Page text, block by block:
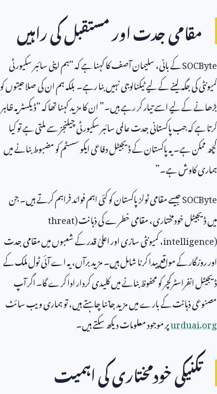
مقامی جدت اور مستقبل کی راہیں
SOCByteکے بانی، سلیمان آصف کا کہنا ہے کہ “ہم اپنی سائبر سکیورٹی
کمیونٹی کی جگہ لینے کے لیے ٹیکنالوجی نہیں بنا رہے۔ بلکہ ہم ان کی صلاحیتوں کو
بڑھانے کے لیے اسے تیار کر رہے ہیں۔” ان کا مزید کہنا تھا کہ “ڈیکسٹر یہ ظاہر
کرتا ہے کہ جب پاکستانی جدت عالمی سائبر سکیورٹی چیلنجز سے ملتی ہے تو کیا
کچھ ممکن ہے۔ یہ پاکستان کے ڈیجیٹل دفاعی ایکو سسٹم کو مضبوط بنانے میں
ہماری کاوش ہے۔”
SOCByteجیسے مقامی ٹولز پاکستان کو کئی اہم فوائد فراہم کرتے ہیں۔ جن
میں ڈیجیٹل خودمختاری، مقامی خطرے کی ذہانت (threat
intelligence)، کمیونٹی سازی اور اعلیٰ قدر کے شعبوں میں مقامی جدت
اور روزگار کے مواقع پیدا کرنا شامل ہیں۔ مزید برآں، یہ اے آئی ٹول ملک کے
ڈیجیٹل انفراسٹرکچر کو محفوظ بنانے میں کلیدی کردار ادا کرے گا۔ اگر آپ
مصنوعی ذہانت کے بارے میں مزید جاننا چاہتے ہیں، تو ہماری ویب سائٹ
urduai.orgپر موجود معلومات دیکھ سکتے ہیں۔
تکنیکی خودمختاری کی اہمیت